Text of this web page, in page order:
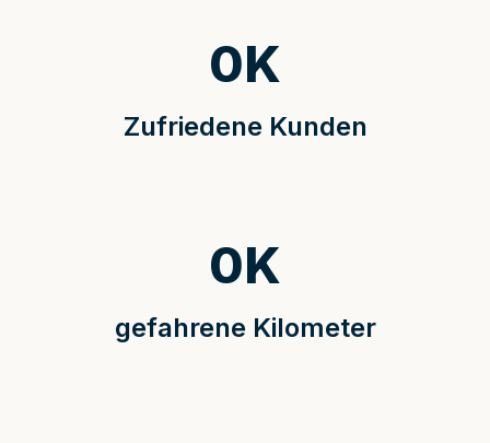
Zufriedene Kunden
0K
gefahrene Kilometer
0K